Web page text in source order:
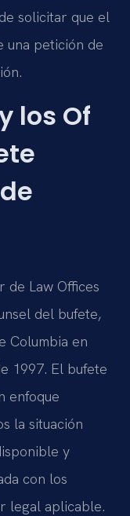
solicitar que el
una petición de
los Of
de Law Offices
del bufete,
Columbia en
1997. El bufete
enfoque
la situación
y
con los
legal aplicable.